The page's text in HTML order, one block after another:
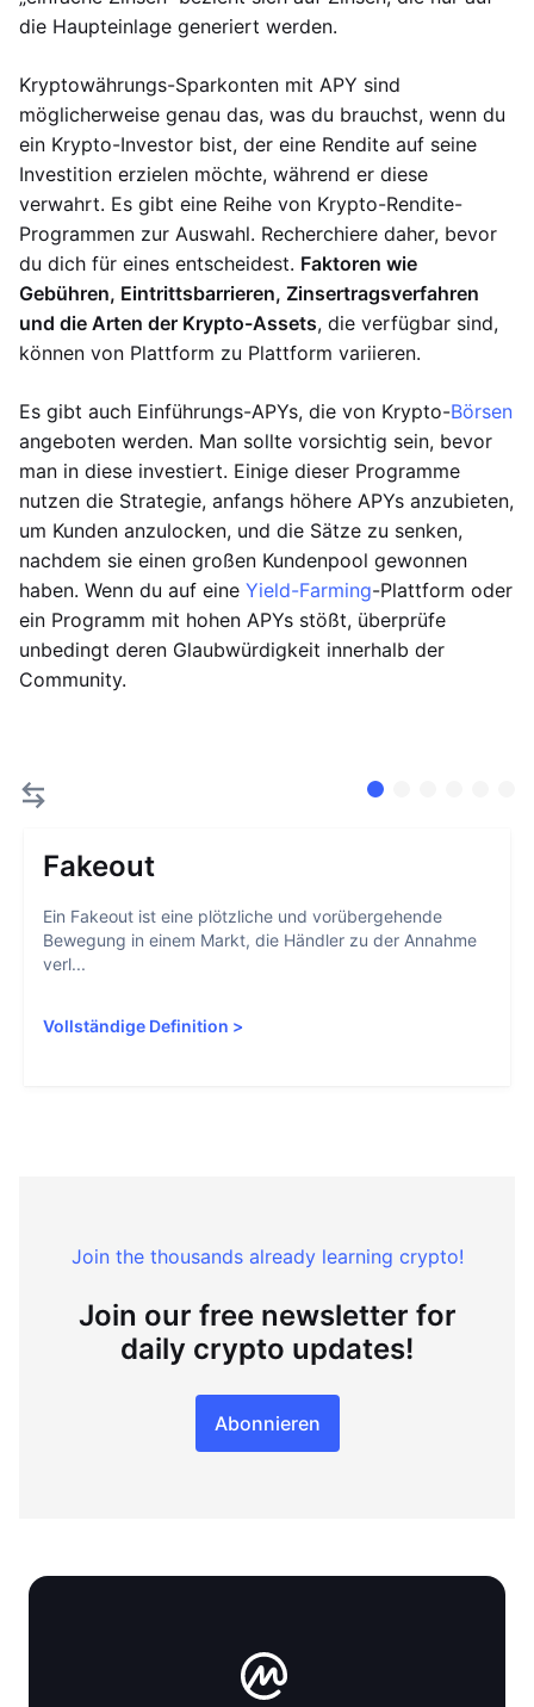
die Haupteinlage generiert werden.
Kryptowährungs-Sparkonten mit APY sind
möglicherweise genau das, was du brauchst, wenn du
ein Krypto-Investor bist, der eine Rendite auf seine
Investition erzielen möchte, während er diese
verwahrt. Es gibt eine Reihe von Krypto-Rendite-
Programmen zur Auswahl. Recherchiere daher, bevor
du dich für eines entscheidest. Faktoren wie
Gebühren, Eintrittsbarrieren, Zinsertragsverfahren
und die Arten der Krypto-Assets, die verfügbar sind,
können von Plattform zu Plattform variieren.
Es gibt auch Einführungs-APYs, die von Krypto-Börsen
angeboten werden. Man sollte vorsichtig sein, bevor
man in diese investiert. Einige dieser Programme
nutzen die Strategie, anfangs höhere APYs anzubieten,
um Kunden anzulocken, und die Sätze zu senken,
nachdem sie einen großen Kundenpool gewonnen
haben. Wenn du auf eine Yield-Farming-Plattform oder
ein Programm mit hohen APYs stößt, überprüfe
unbedingt deren Glaubwürdigkeit innerhalb der
Community.
Fakeout
Ein Fakeout ist eine plötzliche und vorübergehende
Bewegung in einem Markt, die Händler zu der Annahme
verl...
Vollständige Definition >
Join the thousands already learning crypto!
Join our free newsletter for
daily crypto updates!
Abonnieren